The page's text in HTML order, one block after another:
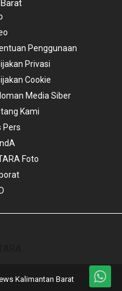
Penggunaan
Privasi
Cookie
Media Siber
Kami
Pers
Foto
Kalimantan Barat